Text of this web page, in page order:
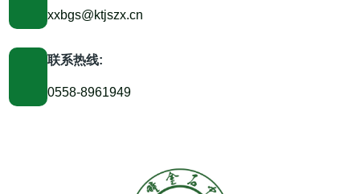
xxbgs@ktjszx.cn
联系热线:
0558-8961949